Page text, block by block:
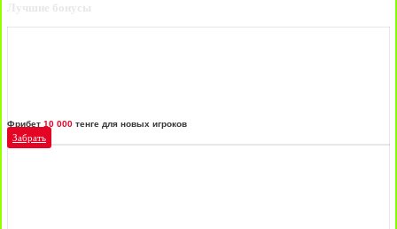
Лучшие бонусы
Фрибет 10 000 тенге для новых игроков
Забрать